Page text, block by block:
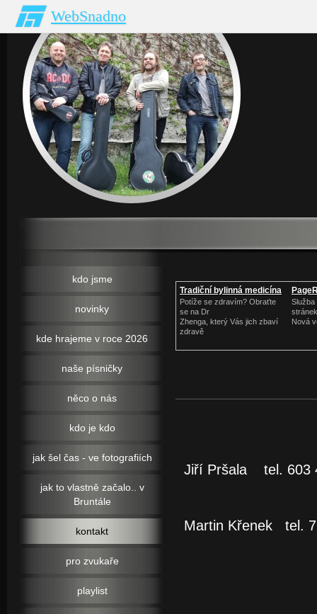
WebSnadno
Tradiční bylinná medicína
Potíže se zdravím? Obraťte
se na Dr
Zhenga, který Vás jich zbaví
zdravě
stránek
Nová
Jiří Pršala tel.
Martin Křenek tel.
kdo jsme
novinky
kde hrajeme v roce 2026
naše písničky
něco o nás
kdo je kdo
jak šel čas - ve fotografiích
jak to vlastně začalo.. v
Bruntále
kontakt
pro zvukaře
playlist